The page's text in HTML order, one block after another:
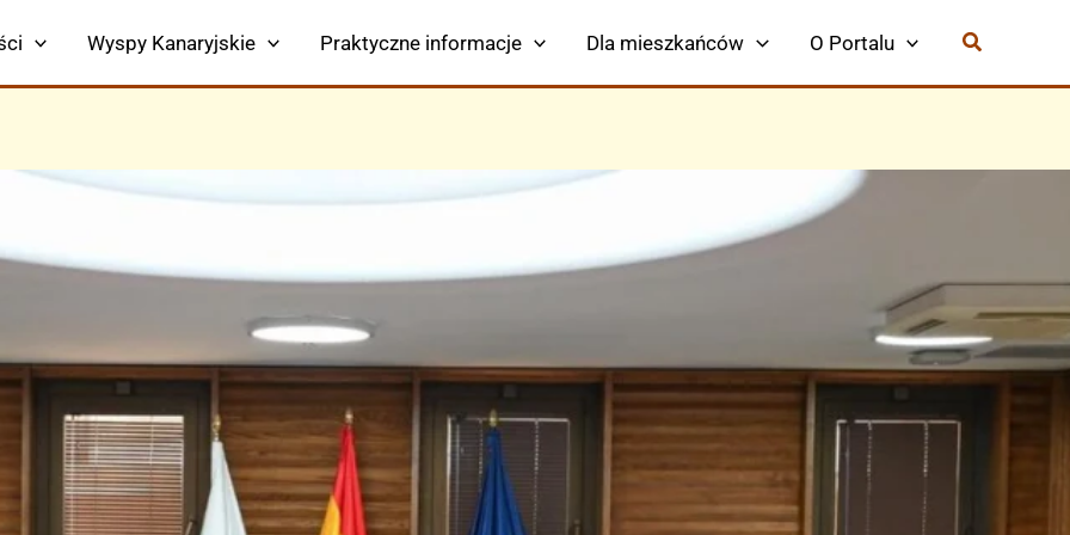
Wyspy Kanaryjskie Praktyczne informacje Dla mieszkańców O Portalu